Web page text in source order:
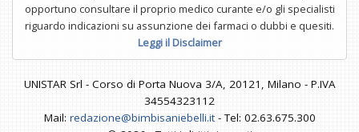
opportuno consultare il proprio medico curante e/o gli specialisti
riguardo indicazioni su assunzione dei farmaci o dubbi e quesiti.
Leggi il Disclaimer
UNISTAR Srl - Corso di Porta Nuova 3/A, 20121, Milano - P.IVA
34554323112
Mail: redazione@bimbisaniebelli.it- Tel: 02.63.675.300